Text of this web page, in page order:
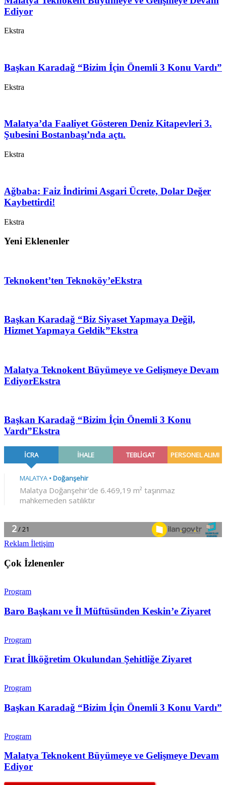
Ediyor
Ekstra
Başkan Karadağ “Bizim İçin Önemli 3 Konu Vardı”
Ekstra
Malatya’da Faaliyet Gösteren Deniz Kitapevleri 3.
Şubesini Bostanbaşı’nda açtı.
Ekstra
Ağbaba: Faiz İndirimi Asgari Ücrete, Dolar Değer
Kaybettirdi!
Ekstra
Yeni Eklenenler
Teknokent’ten Teknoköy’eEkstra
Başkan Karadağ “Biz Siyaset Yapmaya Değil,
Hizmet Yapmaya Geldik”Ekstra
Malatya Teknokent Büyümeye ve Gelişmeye Devam
EdiyorEkstra
Başkan Karadağ “Bizim İçin Önemli 3 Konu
Vardı”Ekstra
Reklam İletişim
Çok İzlenenler
Program
Baro Başkanı ve İl Müftüsünden Keskin’e Ziyaret
Program
Fırat İlköğretim Okulundan Şehitliğe Ziyaret
Program
Başkan Karadağ “Bizim İçin Önemli 3 Konu Vardı”
Program
Malatya Teknokent Büyümeye ve Gelişmeye Devam
Ediyor